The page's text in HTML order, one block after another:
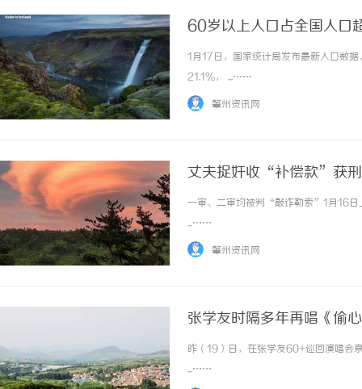
60岁以上人口占全国人口
1月17日，国家统计局发布最新人口数
21.1%， ...……
肇州资讯网
丈夫捉奸收“补偿款”获
一审、二审均被判“敲诈勒索”1月16
...……
肇州资讯网
张学友时隔多年再唱《偷
昨（19）日，在张学友60+巡回演唱会
...……